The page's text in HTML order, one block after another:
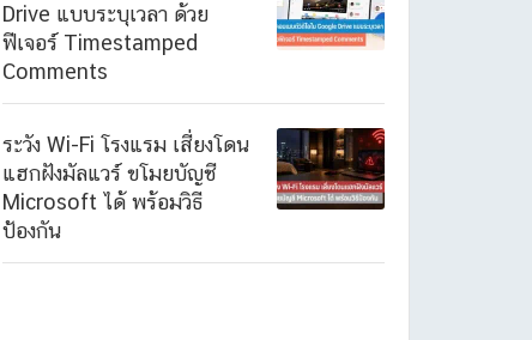
Drive แบบระบุเวลา ด้วย
ฟีเจอร์ Timestamped
Comments
ระวัง Wi-Fi โรงแรม เสี่ยงโดน
แฮกฝังมัลแวร์ ขโมยบัญชี
Microsoft ได้ พร้อมวิธี
ป้องกัน